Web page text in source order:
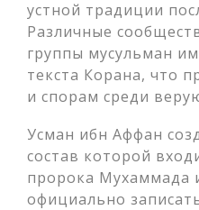
устной традиции
Различные
группы мусульман
текста Корана, что
и спорам среди
Усман ибн Аффан
состав которой
пророка Мухаммада
официально